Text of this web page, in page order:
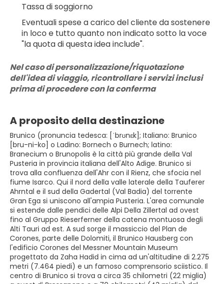
Tassa di soggiorno
Eventuali spese a carico del cliente da sostenere
in loco e tutto quanto non indicato sotto la voce
"la quota di questa idea include".
Nel caso di personalizzazione/riquotazione
dell'idea di viaggio, ricontrollare i servizi inclusi
prima di procedere con la conferma
A proposito della destinazione
Brunico (pronuncia tedesca: [ˈbrʊnɛk]; Italiano: Brunico
[bru-ni-ko] o Ladino: Bornech o Burnech; latino:
Branecium o Brunopolis è la città più grande della Val
Pusteria in provincia italiana dell'Alto Adige. Brunico si
trova alla confluenza dell'Ahr con il Rienz, che sfocia nel
fiume Isarco. Qui il nord della valle laterale della Tauferer
Ahrntal e il sud della Gadertal (Val Badia) del torrente
Gran Ega si uniscono all'ampia Pusteria. L'area comunale
si estende dalle pendici delle Alpi Della Zillertal ad ovest
fino al Gruppo Rieserferner della catena montuosa degli
Alti Tauri ad est. A sud sorge il massiccio del Plan de
Corones, parte delle Dolomiti, il Brunico Hausberg con
l'edificio Corones del Messner Mountain Museum
progettato da Zaha Hadid in cima ad un'altitudine di 2.275
metri (7.464 piedi) e un famoso comprensorio sciistico. Il
centro di Brunico si trova a circa 35 chilometri (22 miglia)